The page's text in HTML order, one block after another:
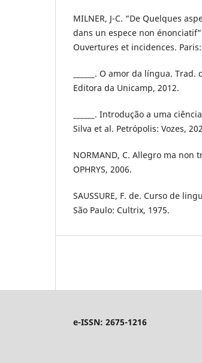
MILNER, J-C. “De Quelques
dans un espece non
Ouvertures et incidences. Paris:
______. O amor da língua.
Editora da Unicamp, 2012.
______. Introdução a uma
Silva et al. Petrópolis: Vozes,
NORMAND, C. Allegro ma
OPHRYS, 2006.
SAUSSURE, F. de. Curso de
São Paulo: Cultrix, 1975.
e-ISSN: 2675-1216